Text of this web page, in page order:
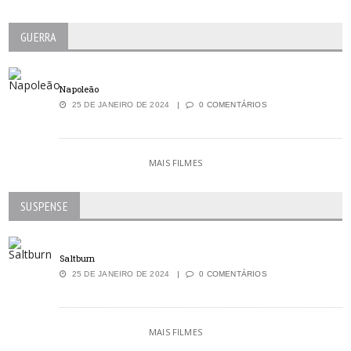
GUERRA
Napoleão
25 DE JANEIRO DE 2024 0 COMENTÁRIOS
MAIS FILMES
SUSPENSE
Saltburn
25 DE JANEIRO DE 2024 0 COMENTÁRIOS
MAIS FILMES